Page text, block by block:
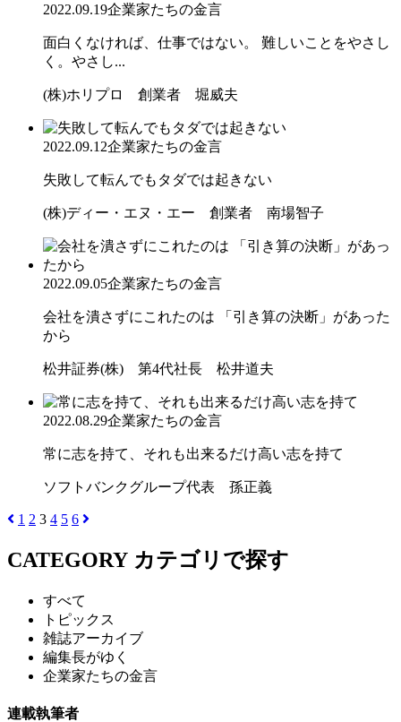
2022.09.19企業家たちの金言
面白くなければ、仕事ではない。 難しいことをやさし
く。やさし...
(株)ホリプロ 創業者 堀威夫
2022.09.12企業家たちの金言
失敗して転んでもタダでは起きない
(株)ディー・エヌ・エー 創業者 南場智子
2022.09.05企業家たちの金言
会社を潰さずにこれたのは 「引き算の決断」があった
から
松井証券(株) 第4代社長 松井道夫
2022.08.29企業家たちの金言
常に志を持て、それも出来るだけ高い志を持て
ソフトバンクグループ代表 孫正義
1 2 3 4 5 6
CATEGORY カテゴリで探す
すべて
トピックス
雑誌アーカイブ
編集長がゆく
企業家たちの金言
連載執筆者